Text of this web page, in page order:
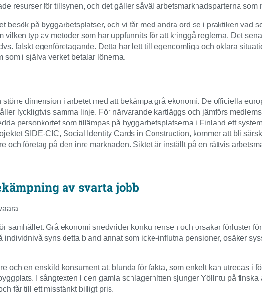
resurser för tillsynen, och det gäller såväl arbetsmarknadsparterna som
besök på byggarbetsplatser, och vi får med andra ord se i praktiken vad
vilken typ av metoder som har uppfunnits för att kringgå reglerna. Det
falskt egenföretagande. Detta har lett till egendomliga och oklara
som i själva verket betalar lönerna.
dimension i arbetet med att bekämpa grå ekonomi. De officiella
lyckligtvis samma linje. För närvarande kartläggs och jämförs
personkortet som tillämpas på byggarbetsplatserna i Finland ett
SIDE-CIC, Social Identity Cards in Construction, kommer att bli
och företag på den inre marknaden. Siktet är inställt på en rättvis
av svarta jobb
samhället. Grå ekonomi snedvrider konkurrensen och orsakar förluster
individnivå syns detta bland annat som icke-influtna pensioner, osäker
och en enskild konsument att blunda för fakta, som enkelt kan utredas i
I sångtexten i den gamla schlagerhitten sjunger Yölintu på finska
får till ett misstänkt billigt pris.